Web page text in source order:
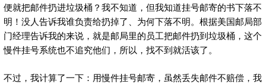
便就把邮件扔进垃圾桶？我不知道，但我知道挂号邮寄的书下落不
明！没人告诉我谁负责给扔掉了、为何下落不明。根据美国邮局部
门经理告诉我的来说，就是邮局里的员工把邮件扔到垃圾桶，这个
慢件挂号系统也不追究他们，所以，找不到就活该了。
不过，我计算了一下：用慢件挂号邮寄，虽然丢失邮件不赔偿，我